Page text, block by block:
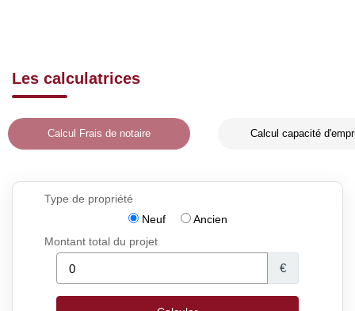
Les calculatrices
Calcul Frais de notaire Calcul capacité